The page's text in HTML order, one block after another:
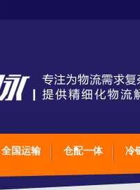
全国运输 仓配一体 冷